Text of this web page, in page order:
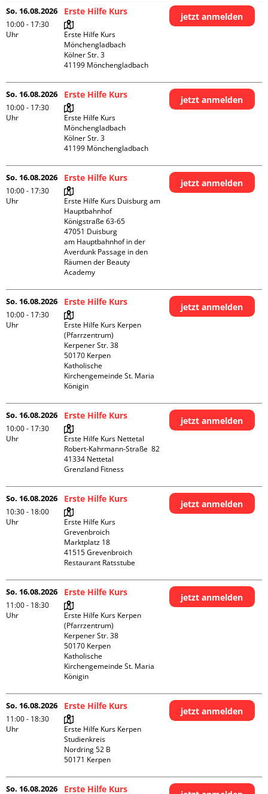
So. 16.08.2026
10:00 - 17:30
Uhr
Erste Hilfe Kurs
Erste Hilfe Kurs
Mönchengladbach
Kölner Str. 3
jetzt anmelden
So. 16.08.2026
10:00 - 17:30
Uhr
Erste Hilfe Kurs
Erste Hilfe Kurs
Mönchengladbach
Kölner Str. 3
jetzt anmelden
So. 16.08.2026
10:00 - 17:30
Uhr
Erste Hilfe Kurs
Erste Hilfe Kurs Duisburg am
Hauptbahnhof
Königstraße 63-65
47051 Duisburg
am Hauptbahnhof in der
Averdunk Passage in den
Räumen der Beauty
Academy
jetzt anmelden
So. 16.08.2026
10:00 - 17:30
Uhr
Erste Hilfe Kurs
Erste Hilfe Kurs Kerpen
(Pfarrzentrum)
Kerpener Str. 38
50170 Kerpen
Katholische
Kirchengemeinde St. Maria
Königin
jetzt anmelden
So. 16.08.2026
10:00 - 17:30
Uhr
Erste Hilfe Kurs
Erste Hilfe Kurs Nettetal
Robert-Kahrmann-Straße  82
41334 Nettetal
Grenzland Fitness
jetzt anmelden
So. 16.08.2026
10:30 - 18:00
Uhr
Erste Hilfe Kurs
Erste Hilfe Kurs
Grevenbroich
Marktplatz 18
41515 Grevenbroich
Restaurant Ratsstube
jetzt anmelden
So. 16.08.2026
11:00 - 18:30
Uhr
Erste Hilfe Kurs
Erste Hilfe Kurs Kerpen
(Pfarrzentrum)
Kerpener Str. 38
50170 Kerpen
Katholische
Kirchengemeinde St. Maria
Königin
jetzt anmelden
So. 16.08.2026
11:00 - 18:30
Uhr
Erste Hilfe Kurs
Erste Hilfe Kurs Kerpen
Studienkreis
Nordring 52 B
jetzt anmelden
So. 16.08.2026 Erste Hilfe Kurs